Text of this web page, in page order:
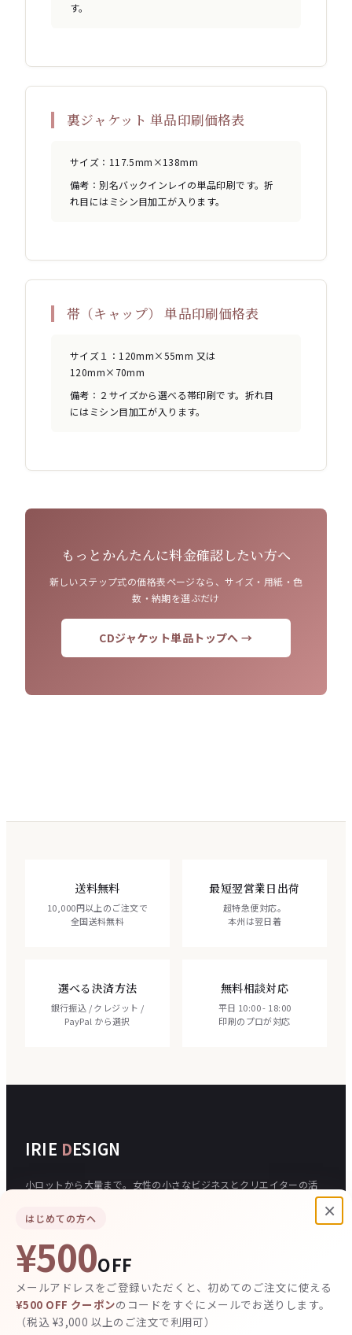
す。
裏ジャケット 単品印刷価格表
サイズ：117.5mm×138mm
備考：別名バックインレイの単品印刷です。折
れ目にはミシン目加工が入ります。
帯（キャップ） 単品印刷価格表
サイズ１：120mm×55mm 又は
120mm×70mm
備考：２サイズから選べる帯印刷です。折れ目
にはミシン目加工が入ります。
もっとかんたんに料金確認したい方へ
新しいステップ式の価格表ページなら、サイズ・用紙・色
数・納期を選ぶだけ
CDジャケット単品トップへ →
送料無料
10,000円以上のご注文で
全国送料無料
最短翌営業日出荷
超特急便対応。
本州は翌日着
選べる決済方法
銀行振込 / クレジット /
PayPal から選択
無料相談対応
平日 10:00 - 18:00
印刷のプロが対応
IRIE DESIGN
小ロットから大量まで。女性の小さなビジネスとクリエイターの活
ご注文について
お支払い方法
テンプレート
×
はじめての方へ
¥500OFF
メールアドレスをご登録いただくと、初めてのご注文に使える
¥500 OFF クーポンのコードをすぐにメールでお送りします。
（税込 ¥3,000 以上のご注文で利用可）